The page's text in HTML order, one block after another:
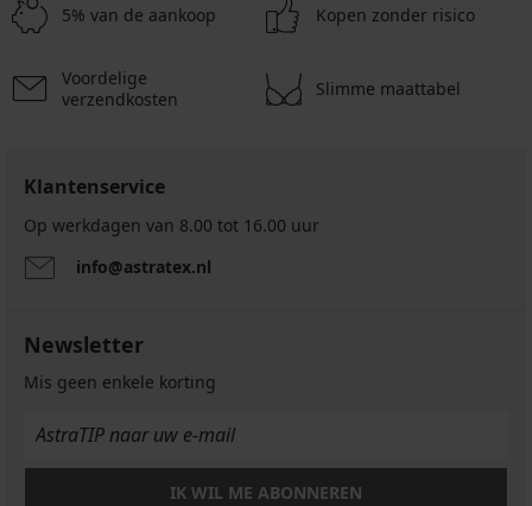
5% van de aankoop Kopen zonder risico
Voordelige
verzendkosten
Slimme maattabel
Klantenservice
Op werkdagen van 8.00 tot 16.00 uur
info@astratex.nl
Newsletter
Mis geen enkele korting
IK WIL ME ABONNEREN